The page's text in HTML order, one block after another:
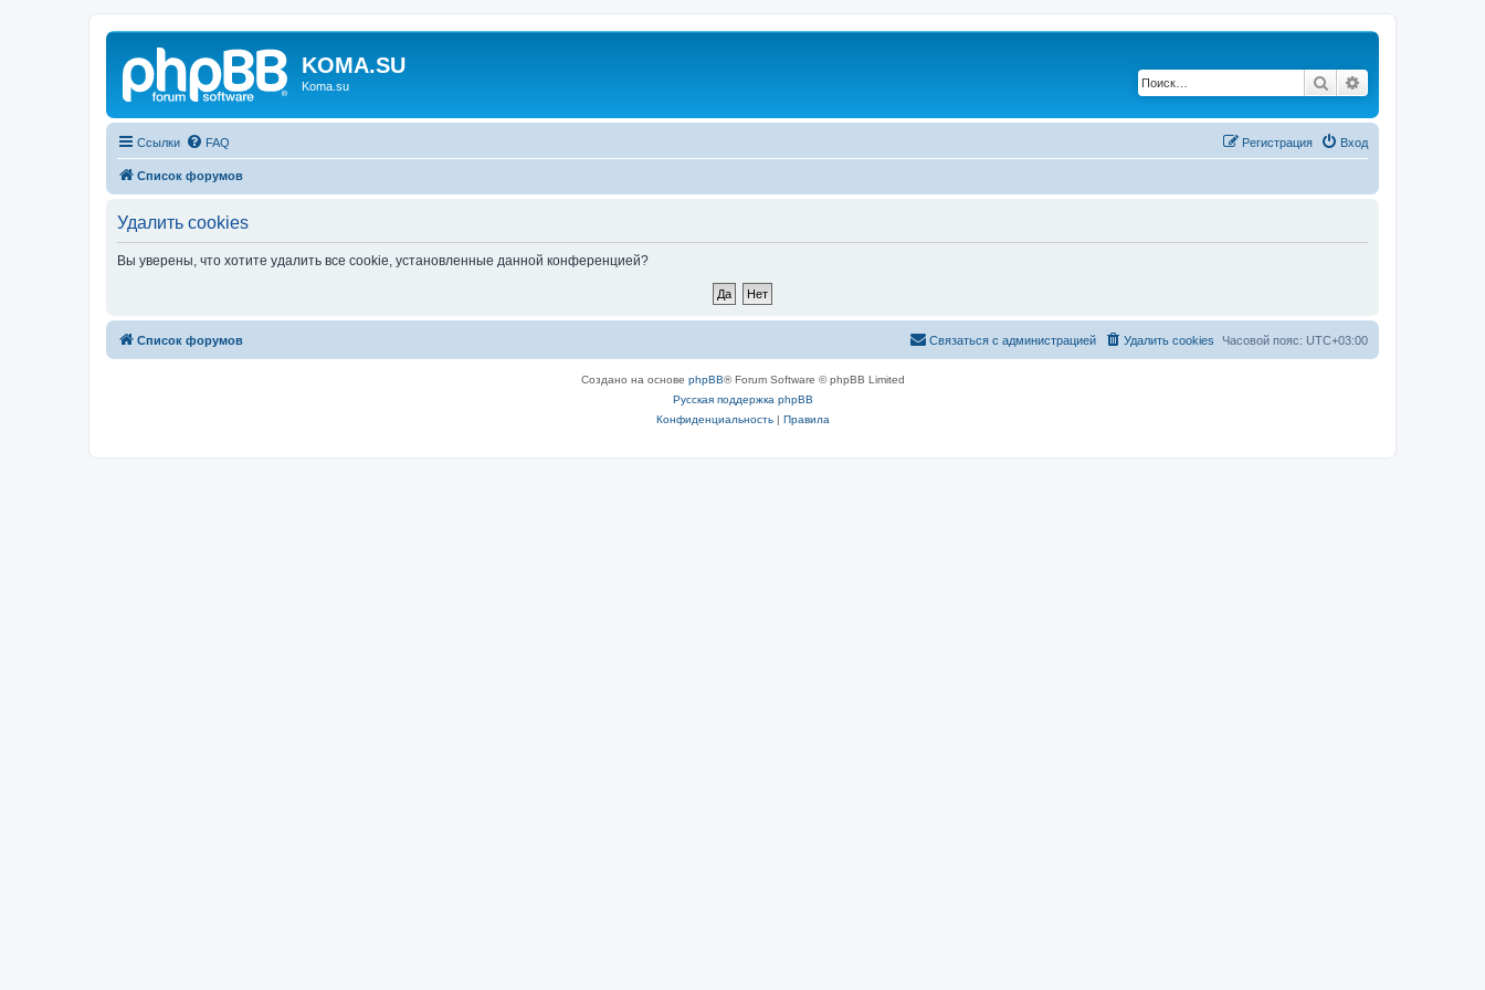
KOMA.SU
Koma.su Поиск
Ссылки FAQ Вход
Регистрация
Список форумов
Удалить cookies
Вы уверены, что хотите удалить все cookie, установленные данной конференцией?
Список форумов Часовой пояс: UTC+03:00
Удалить cookies
Связаться с администрацией
Создано на основе phpBB® Forum Software © phpBB Limited
Русская поддержка phpBB
Конфиденциальность| Правила